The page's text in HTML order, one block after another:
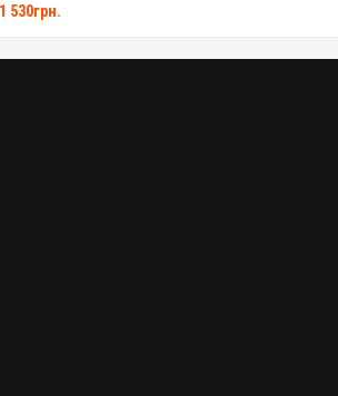
530грн.